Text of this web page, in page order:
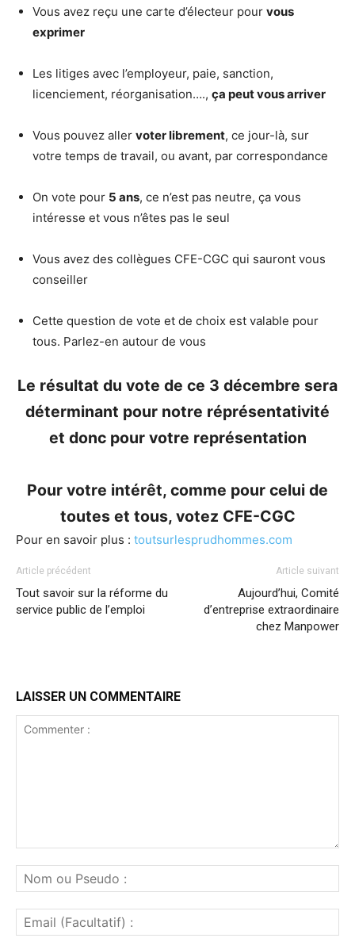
Vous avez reçu une carte d’électeur pour vous
exprimer
Les litiges avec l’employeur, paie, sanction,
licenciement, réorganisation…., ça peut vous arriver
Vous pouvez aller voter librement, ce jour-là, sur
votre temps de travail, ou avant, par correspondance
On vote pour 5 ans, ce n’est pas neutre, ça vous
intéresse et vous n’êtes pas le seul
Vous avez des collègues CFE-CGC qui sauront vous
conseiller
Cette question de vote et de choix est valable pour
tous. Parlez-en autour de vous
Le résultat du vote de ce 3 décembre sera
déterminant pour notre réprésentativité
et donc pour votre représentation
Pour votre intérêt, comme pour celui de
toutes et tous, votez CFE-CGC
Pour en savoir plus : toutsurlesprudhommes.com
Article précédent
Tout savoir sur la réforme du
service public de l’emploi
Article suivant
Aujourd’hui, Comité
d’entreprise extraordinaire
chez Manpower
LAISSER UN COMMENTAIRE